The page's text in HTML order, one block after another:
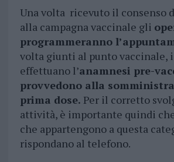
Una volta ricevuto il consenso
alla campagna vaccinale gli
programmeranno
volta giunti al punto vaccinale,
effettuano l’anamnesi pre-
provvedono alla
prima dose. Per il corretto
attività, è importante quindi
che appartengono a questa
rispondano al telefono.